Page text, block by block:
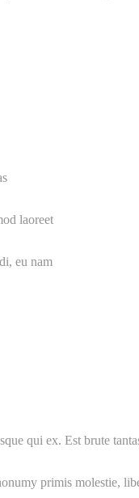
laoreet
eu nam
qui ex. Est brute
primis molestie,